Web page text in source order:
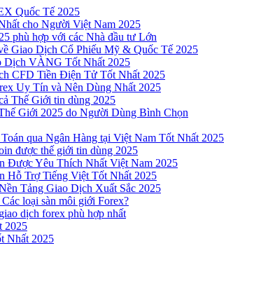
Quốc Tế 2025
cho Người Việt Nam 2025
phù hợp với các Nhà đầu tư Lớn
Giao Dịch Cổ Phiếu Mỹ & Quốc Tế 2025
Dịch VÀNG Tốt Nhất 2025
CFD Tiền Điện Tử Tốt Nhất 2025
Uy Tín và Nên Dùng Nhất 2025
Thế Giới tin dùng 2025
Giới 2025 do Người Dùng Bình Chọn
qua Ngân Hàng tại Việt Nam Tốt Nhất 2025
được thế giới tin dùng 2025
Được Yêu Thích Nhất Việt Nam 2025
Hỗ Trợ Tiếng Việt Tốt Nhất 2025
Tảng Giao Dịch Xuất Sắc 2025
loại sàn môi giới Forex?
dịch forex phù hợp nhất
2025
Nhất 2025